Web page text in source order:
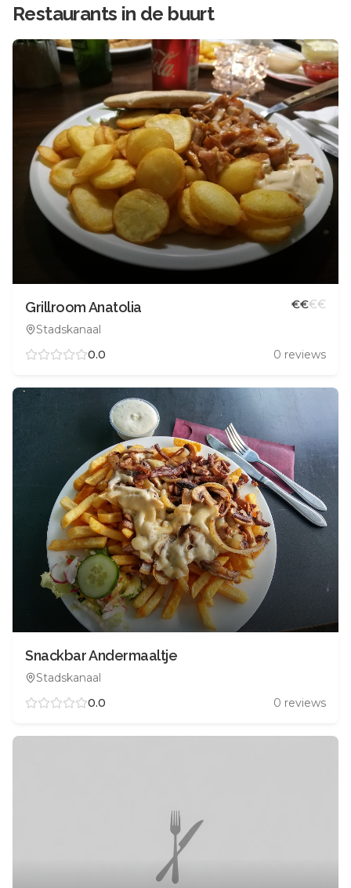
Restaurants in de buurt
Grillroom Anatolia
Stadskanaal
€€€€
0.0 0 reviews
Snackbar Andermaaltje
Stadskanaal
0.0
0 reviews